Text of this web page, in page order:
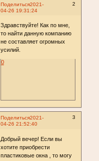
Поделиться 2
2021-
04-26 19:31:24
Здравствуйте! Как по мне,
то найти данную компанию
не составляет огромных
усилий.
0
Поделиться 3
2021-
04-26 21:52:40
Добрый вечер! Если вы
хотите приобрести
пластиковые окна , то могу